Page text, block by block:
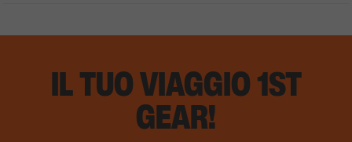
IL TUO VIAGGIO 1ST
GEAR!